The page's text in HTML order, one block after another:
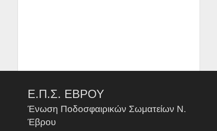
Ε.Π.Σ. ΕΒΡΟΥ
Ένωση Ποδοσφαιρικών Σωματείων Ν.
Έβρου